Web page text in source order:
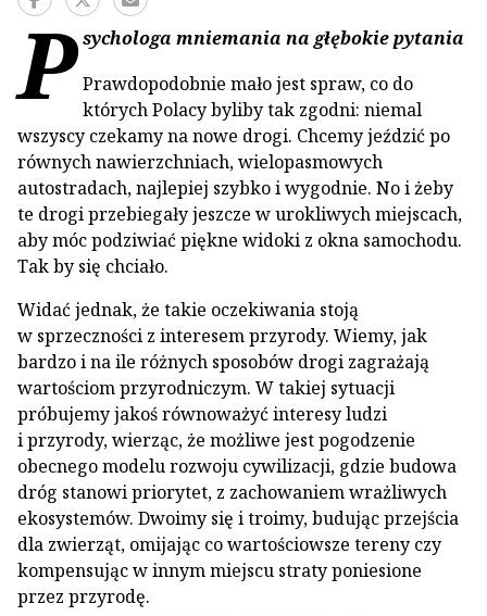
Psychologa mniemania na głębokie pytania
Prawdopodobnie mało jest spraw, co do
których Polacy byliby tak zgodni: niemal
wszyscy czekamy na nowe drogi. Chcemy jeździć po
równych nawierzchniach, wielopasmowych
autostradach, najlepiej szybko i wygodnie. No i żeby
te drogi przebiegały jeszcze w urokliwych miejscach,
aby móc podziwiać piękne widoki z okna samochodu.
Tak by się chciało.
Widać jednak, że takie oczekiwania stoją
w sprzeczności z interesem przyrody. Wiemy, jak
bardzo i na ile różnych sposobów drogi zagrażają
wartościom przyrodniczym. W takiej sytuacji
próbujemy jakoś równoważyć interesy ludzi
i przyrody, wierząc, że możliwe jest pogodzenie
obecnego modelu rozwoju cywilizacji, gdzie budowa
dróg stanowi priorytet, z zachowaniem wrażliwych
ekosystemów. Dwoimy się i troimy, budując przejścia
dla zwierząt, omijając co wartościowsze tereny czy
kompensując w innym miejscu straty poniesione
przez przyrodę.